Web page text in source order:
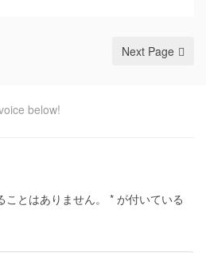
Next Page
below!
とはありません。 * が付いている